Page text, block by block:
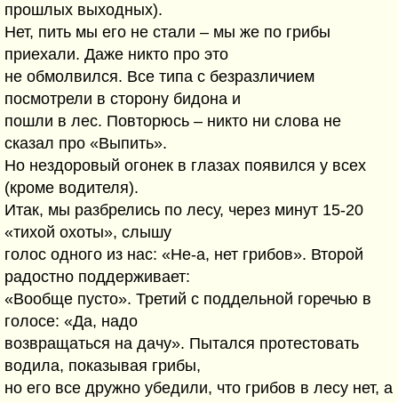
прошлых выходных).
Нет, пить мы его не стали – мы же по грибы
приехали. Даже никто про это
не обмолвился. Все типа с безразличием
посмотрели в сторону бидона и
пошли в лес. Повторюсь – никто ни слова не
сказал про «Выпить».
Но нездоровый огонек в глазах появился у всех
(кроме водителя).
Итак, мы разбрелись по лесу, через минут 15-20
«тихой охоты», слышу
голос одного из нас: «Не-а, нет грибов». Второй
радостно поддерживает:
«Вообще пусто». Третий с поддельной горечью в
голосе: «Да, надо
возвращаться на дачу». Пытался протестовать
водила, показывая грибы,
но его все дружно убедили, что грибов в лесу нет, а